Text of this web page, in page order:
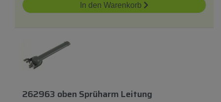
In den Warenkorb
262963 oben Sprüharm Leitung